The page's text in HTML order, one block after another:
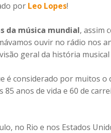
por Leo Lopes!
da música mundial, assim
ouvir no rádio nos
geral da história
é considerado por muitos o
anos de vida e 60 de
no Rio e nos Estados